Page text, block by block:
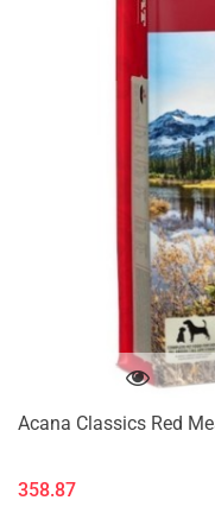
Acana Classics Red
358.87